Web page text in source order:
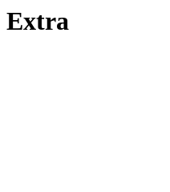
Extra